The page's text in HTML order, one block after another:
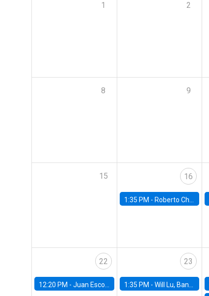
1 2
8 9
15 16
1:35 PM - Roberto Chang, Rutgers University
22
12:20 PM - Juan Escobar, Universidad de Chile
23
1:35 PM - Will Lu, Banco Central de Chile